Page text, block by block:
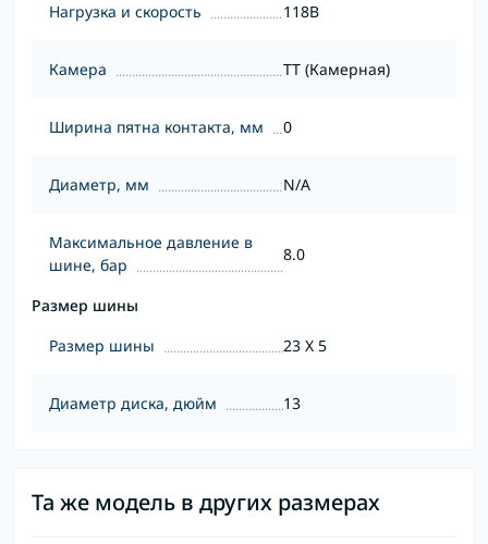
Нагрузка и скорость 118B
Камера TT (Камерная)
Ширина пятна контакта, мм 0
Диаметр, мм N/A
Максимальное давление в
шине, бар
8.0
Размер шины
Размер шины
23 X 5
Диаметр диска, дюйм 13
Та же модель в других размерах